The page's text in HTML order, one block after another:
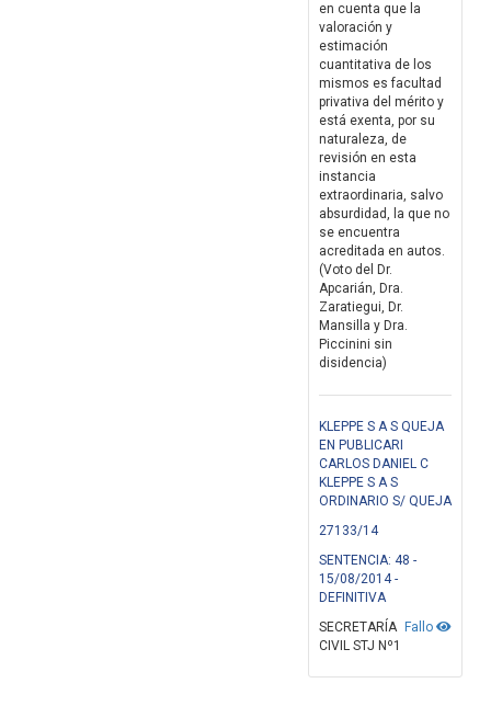
en cuenta que la
valoración y
estimación
cuantitativa de los
mismos es facultad
privativa del mérito y
está exenta, por su
naturaleza, de
revisión en esta
instancia
extraordinaria, salvo
absurdidad, la que no
se encuentra
acreditada en autos.
(Voto del Dr.
Apcarián, Dra.
Zaratiegui, Dr.
Mansilla y Dra.
Piccinini sin
disidencia)
KLEPPE S A S QUEJA
EN PUBLICARI
CARLOS DANIEL C
KLEPPE S A S
ORDINARIO S/ QUEJA
27133/14
SENTENCIA: 48 -
15/08/2014 -
DEFINITIVA
Fallo
SECRETARÍA
CIVIL STJ Nº1